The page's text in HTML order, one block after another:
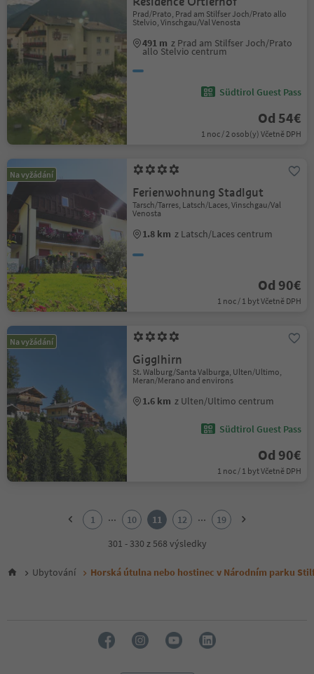
Prad/Prato, Prad am Stilfser Joch/Prato allo
Stelvio, Vinschgau/Val Venosta
491 m z Prad am Stilfser Joch/Prato
allo Stelvio centrum
Südtirol Guest Pass
Od 54€
1 noc / 2 osob(y) Včetně DPH
Na vyžádání
Ferienwohnung Stadlgut
Tarsch/Tarres, Latsch/Laces, Vinschgau/Val
Venosta
1.8 km z Latsch/Laces centrum
Od 90€
1 noc / 1 byt Včetně DPH
Na vyžádání
Gigglhirn
St. Walburg/Santa Valburga, Ulten/Ultimo,
Meran/Merano and environs
1.6 km z Ulten/Ultimo centrum
Südtirol Guest Pass
Od 90€
1 noc / 1 byt Včetně DPH
6
1 ... 10 11 12 ...
19
301 - 330 z 568 výsledky
Ubytování Horská útulna nebo hostinec v Národním parku